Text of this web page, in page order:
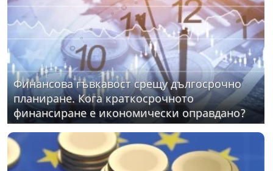
Финансова гъвкавост срещу дългосрочно
планиране. Кога краткосрочното
финансиране е икономически оправдано?